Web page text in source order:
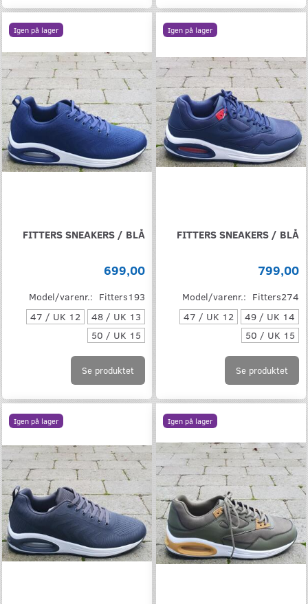
Igen på lager
FITTERS SNEAKERS / BLÅ
699,00
Model/varenr.: Fitters193
47 / UK 12
48 / UK 13
50 / UK 15
Se produktet
Igen på lager
FITTERS SNEAKERS / BLÅ
799,00
Model/varenr.: Fitters274
47 / UK 12
49 / UK 14
50 / UK 15
Se produktet
Igen på lager Igen på lager